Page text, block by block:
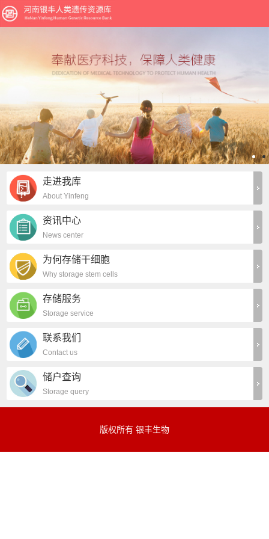
走进我库
About Yinfeng
资讯中心
News center
为何存储干细胞
Why storage stem cells
存储服务
Storage service
联系我们
Contact us
储户查询
Storage query
版权所有 银丰生物